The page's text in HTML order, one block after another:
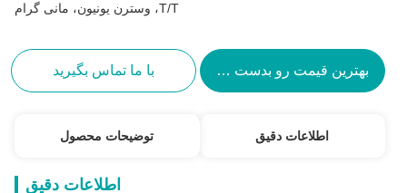
T/T، وسترن یونیون، مانی گرام
بهترین قیمت رو بدست بیار با ما تماس بگیرید
اطلاعات دقیق توضیحات محصول
اطلاعات دقیق